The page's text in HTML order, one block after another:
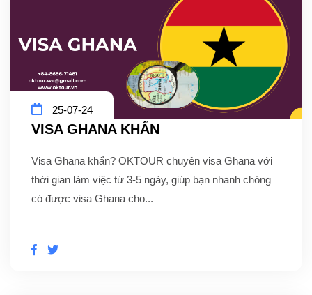
25-07-24
VISA GHANA KHẨN
Visa Ghana khẩn? OKTOUR chuyên visa Ghana với
thời gian làm việc từ 3-5 ngày, giúp bạn nhanh chóng
có được visa Ghana cho...